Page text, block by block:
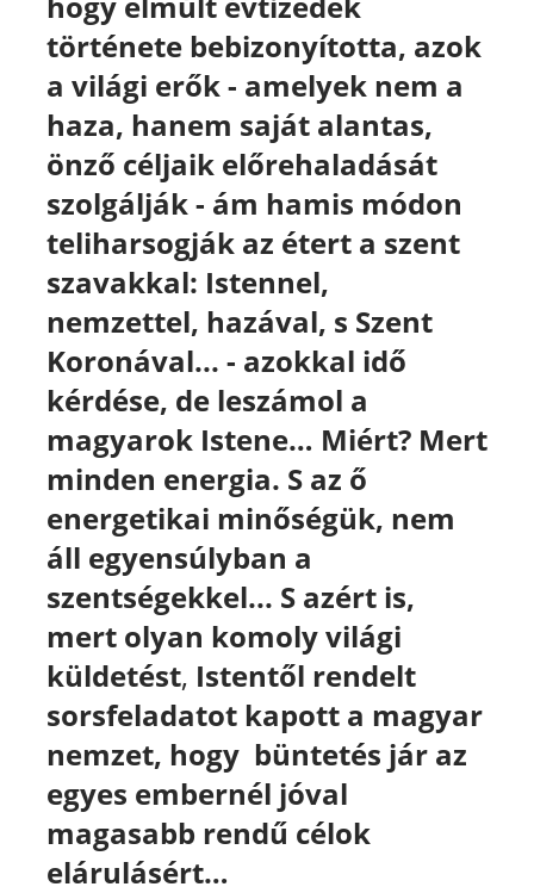
története bebizonyította, azok
a világi erők - amelyek nem a
haza, hanem saját alantas,
önző céljaik előrehaladását
szolgálják - ám hamis módon
teliharsogják az étert a szent
szavakkal: Istennel,
nemzettel, hazával, s Szent
Koronával... - azokkal idő
kérdése, de leszámol a
magyarok Istene… Miért? Mert
minden energia. S az ő
energetikai minőségük, nem
áll egyensúlyban a
szentségekkel... S azért is,
mert olyan komolyvilági
küldetést, Istentől rendelt
sorsfeladatot kapott a magyar
nemzet, hogy büntetés jár az
egyes embernél jóval
magasabb rendű célok
elárulásért…